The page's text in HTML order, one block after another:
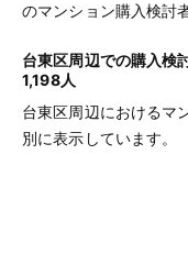
のマンション購入検討
台東区周辺での購入検
1,198人
台東区周辺におけるマ
別に表示しています。